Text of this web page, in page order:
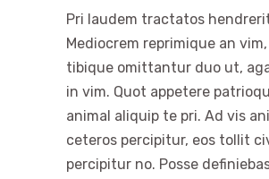
Pri laudem tractatos
Mediocrem reprimique an
tibique omittantur duo ut,
in vim. Quot appetere
animal aliquip te pri. Ad vis
ceteros percipitur, eos tollit
percipitur no. Posse